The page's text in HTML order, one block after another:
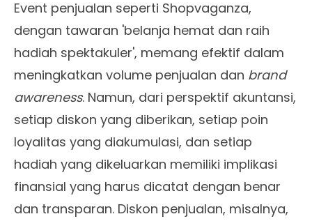
Event penjualan seperti Shopvaganza,
dengan tawaran 'belanja hemat dan raih
hadiah spektakuler', memang efektif dalam
meningkatkan volume penjualan dan brand
awareness. Namun, dari perspektif akuntansi,
setiap diskon yang diberikan, setiap poin
loyalitas yang diakumulasi, dan setiap
hadiah yang dikeluarkan memiliki implikasi
finansial yang harus dicatat dengan benar
dan transparan. Diskon penjualan, misalnya,